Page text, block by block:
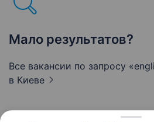
Мало результатов?
Все вакансии по запросу
в Киеве